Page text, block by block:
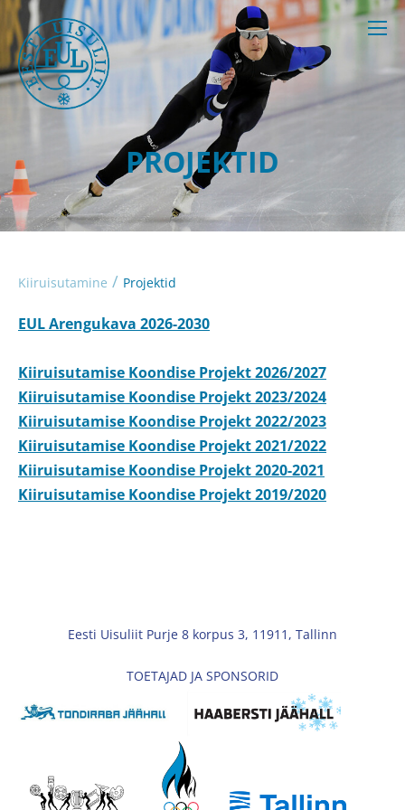
PROJEKTID
Kiiruisutamine / Projektid
EUL Arengukava 2026-2030
Kiiruisutamise Koondise Projekt 2026/2027
Kiiruisutamise Koondise Projekt 2023/2024
Kiiruisutamise Koondise Projekt 2022/2023
Kiiruisutamise Koondise Projekt 2021/2022
Kiiruisutamise Koondise Projekt 2020-2021
Kiiruisutamise Koondise Projekt 2019/2020
Eesti Uisuliit Purje 8 korpus 3, 11911, Tallinn
TOETAJAD JA SPONSORID